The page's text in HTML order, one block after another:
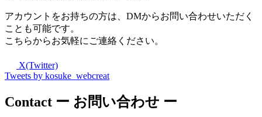
アカウントをお持ちの方は、DMからお問い合わせいただく
ことも可能です。
こちらからお気軽にご連絡ください。
X(Twitter)
Tweets by kosuke_webcreat
Contact ー お問い合わせ ー